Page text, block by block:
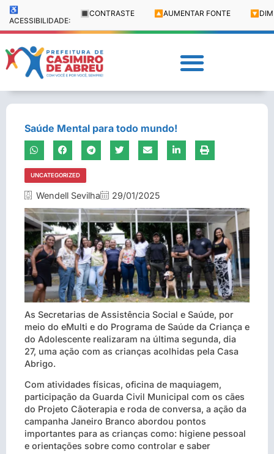
♿
ACESSIBILIDADE:
🔳 CONTRASTE 🔼 AUMENTAR FONTE 🔽
Saúde Mental para todo mundo!
UNCATEGORIZED
Wendell Sevilha 29/01/2025
As Secretarias de Assistência Social e Saúde, por
meio do eMulti e do Programa de Saúde da Criança e
do Adolescente realizaram na última segunda, dia
27, uma ação com as crianças acolhidas pela Casa
Abrigo.
Com atividades físicas, oficina de maquiagem,
participação da Guarda Civil Municipal com os cães
do Projeto Cãoterapia e roda de conversa, a ação da
campanha Janeiro Branco abordou pontos
importantes para as crianças como: higiene pessoal
e orientações sobre como controlar e saber